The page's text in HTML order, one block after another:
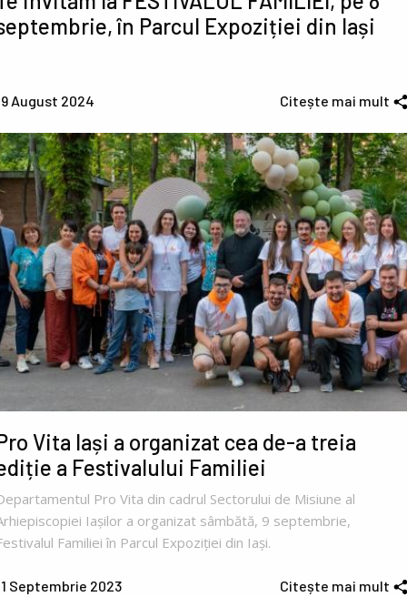
în Parcul Expoziției din Iași
August 2024 Citește mai mult
Vita Iași a organizat cea de-a treia
a Festivalului Familiei
Pro Vita din cadrul Sectorului de Misiune al
Iașilor a organizat sâmbătă, 9 septembrie,
Familiei în Parcul Expoziției din Iași.
Septembrie 2023 Citește mai mult